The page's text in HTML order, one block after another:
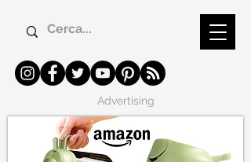
Advertising